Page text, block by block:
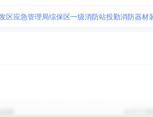
区应急管理局综保区一级消防站投勤消防器